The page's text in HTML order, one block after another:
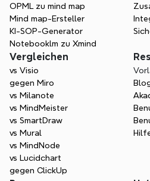
Einstieg und überspringen Sie
OPML zu mind map
Mind map-Ersteller
KI-SOP-Generator
Notebooklm zu Xmind
Vergleichen
vs Visio
gegen Miro
vs Milanote
vs MindMeister
vs SmartDraw
vs Mural
vs MindNode
vs Lucidchart
gegen ClickUp